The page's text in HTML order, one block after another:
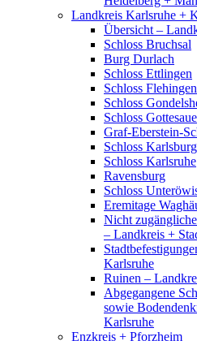
Landkreis Karlsruhe +
Übersicht –
Schloss Bruchsal
Burg Durlach
Schloss Ettlingen
Schloss Flehingen
Schloss
Schloss Gottesaue
Graf-Eberstein-
Schloss Karlsburg
Schloss Karlsruhe
Ravensburg
Schloss
Eremitage
Nicht
– Landkreis +
Karlsruhe
Ruinen –
Abgegangene
sowie
Karlsruhe
Enzkreis + Pforzheim